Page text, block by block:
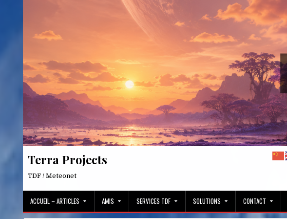
Terra Projects
TDF / Meteonet
ACCUEIL – ARTICLES AMIS SERVICES TDF SOLUTIONS CONTACT